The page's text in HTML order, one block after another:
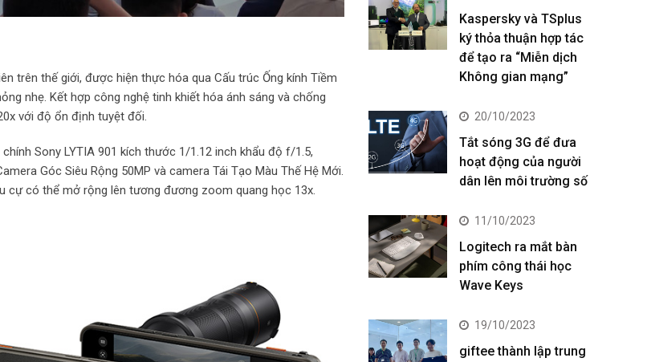
trên thế giới, được hiện thực hóa qua Cấu trúc Ống kính Tiềm
nhẹ. Kết hợp công nghệ tinh khiết hóa ánh sáng và chống
với độ ổn định tuyệt đối.
Sony LYTIA 901 kích thước 1/1.12 inch khẩu độ f/1.5,
Góc Siêu Rộng 50MP và camera Tái Tạo Màu Thế Hệ Mới.
cự có thể mở rộng lên tương đương zoom quang học 13x.
Kaspersky và TSplus
ký thỏa thuận hợp tác
để tạo ra “Miễn dịch
Không gian mạng”
20/10/2023
Tắt sóng 3G để đưa
hoạt động của người
dân lên môi trường số
11/10/2023
Logitech ra mắt bàn
phím công thái học
Wave Keys
19/10/2023
giftee thành lập trung